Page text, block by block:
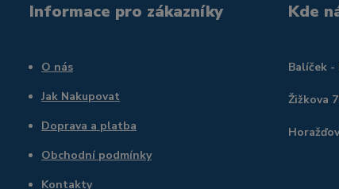
Informace pro zákazníky
O nás
Jak Nakupovat
Doprava a platba
Obchodní podmínky
Kontakty
Kde
Balíček -
Žižkova